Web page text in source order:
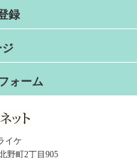
録
ジ
ォーム
イケ
野町2丁目905